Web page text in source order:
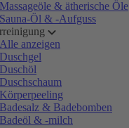
Massageöle & ätherische Öle
Sauna-Öl & -Aufguss
Alle anzeigen
Duschgel
Duschöl
Duschschaum
Körperpeeling
Badesalz & Badebomben
Badeöl & -milch